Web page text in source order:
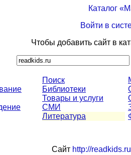
Каталог
Войти в
Чтобы добавить сайт в
Поиск
Библиотеки
Товары и услуги
СМИ
Литература
Сайт http://